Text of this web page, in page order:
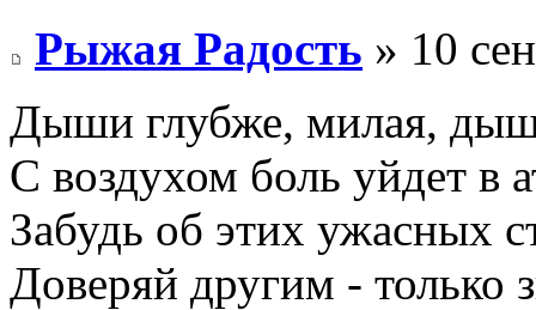
Рыжая Радость » 10
Дыши глубже, милая,
С воздухом боль уйдет в
Забудь об этих ужасных
Доверяй другим - только